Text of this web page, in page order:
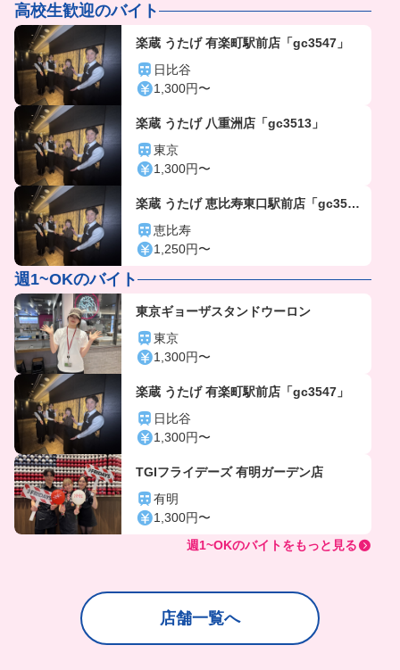
高校生歓迎のバイト
楽蔵 うたげ 有楽町駅前店「gc3547」
日比谷
1,300円〜
楽蔵 うたげ 八重洲店「gc3513」
東京
1,300円〜
楽蔵 うたげ 恵比寿東口駅前店「gc356
4」恵比寿
1,250円〜
週1~OKのバイト
東京ギョーザスタンドウーロン
東京
1,300円〜
楽蔵 うたげ 有楽町駅前店「gc3547」
日比谷
1,300円〜
TGIフライデーズ 有明ガーデン店
有明
1,300円〜
週1~OKのバイトをもっと見る
店舗一覧へ